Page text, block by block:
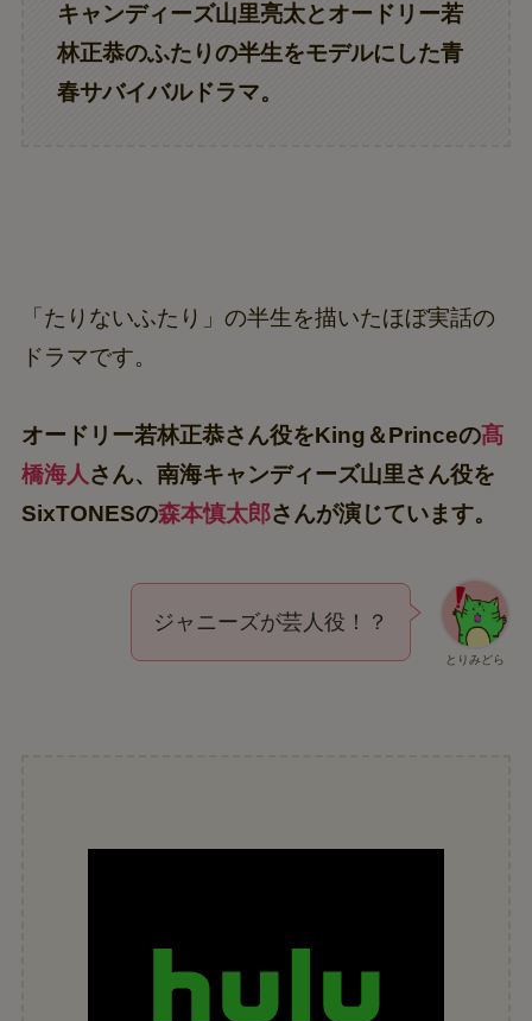
キャンディーズ山里亮太とオードリー若
林正恭のふたりの半生をモデルにした青
春サバイバルドラマ。
「たりないふたり」の半生を描いたほぼ実話の
ドラマです。
オードリー若林正恭さん役をKing＆Princeの髙
橋海人さん、南海キャンディーズ山里さん役を
SixTONESの森本慎太郎さんが演じています。
とりみどら
ジャニーズが芸人役！？